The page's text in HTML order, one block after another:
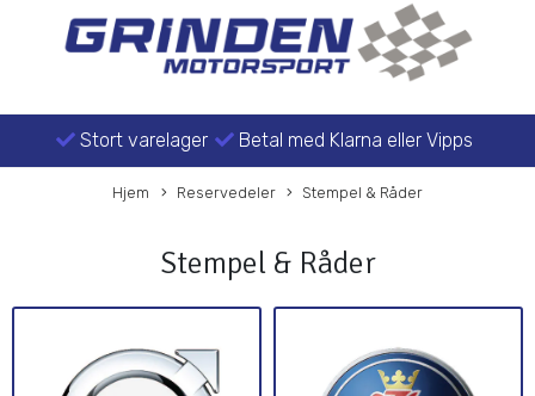
Stort varelager Betal med Klarna eller Vipps
Hjem Reservedeler Stempel & Råder
Stempel & Råder